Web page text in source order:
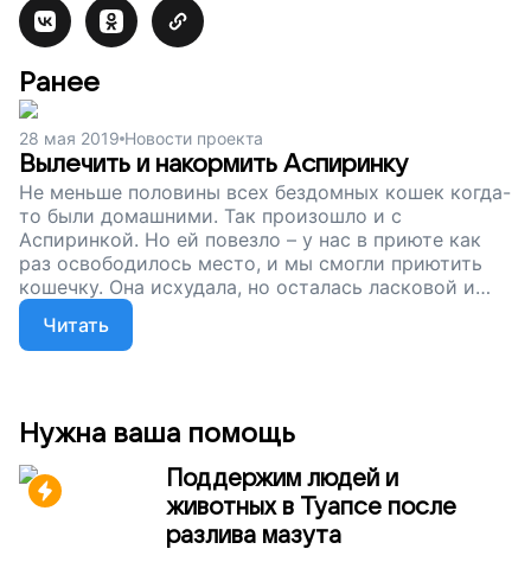
Ранее
28 мая 2019 Новости проекта
Вылечить и накормить Аспиринку
Не меньше половины всех бездомных кошек когда-
то были домашними. Так произошло и с
Аспиринкой. Но ей повезло – у нас в приюте как
раз освободилось место, и мы смогли приютить
кошечку. Она исхудала, но осталась ласковой и
доброй. Мы обработаем кошку от паразитов,
вакцинируем и откормим. Сейчас мы собираем
деньги, чтобы прокормить нашу маленькую армию
Читать
Нужна ваша помощь
Поддержим людей и
животных в Туапсе после
разлива мазута